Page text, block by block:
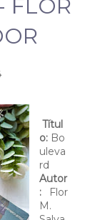
FLOR
Títul
o: Bo
uleva
rd
Autor
: Flor
M.